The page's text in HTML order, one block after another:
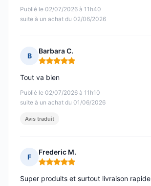
Publié le 02/07/2026 à 11h40
suite à un achat du 02/06/2026
B
Barbara C.
Note : 5 sur 5
Publié le 02/07/2026 à 11h10
suite à un achat du 01/06/2026
Tout va bien
Avis traduit
F
Frederic M.
Note : 5 sur 5
Super produits et surtout livraison rapide